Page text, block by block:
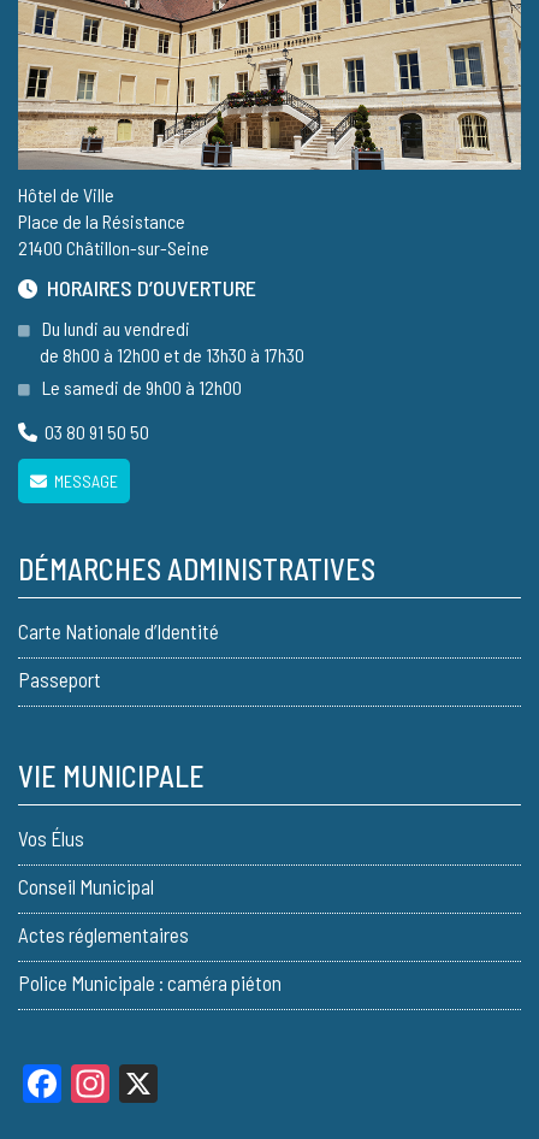
Hôtel de Ville
Place de la Résistance
21400 Châtillon-sur-Seine
HORAIRES D’OUVERTURE
Du lundi au vendredi
de 8h00 à 12h00 et de 13h30 à 17h30
Le samedi de 9h00 à 12h00
03 80 91 50 50
MESSAGE
DÉMARCHES ADMINISTRATIVES
Carte Nationale d’Identité
Passeport
VIE MUNICIPALE
Vos Élus
Conseil Municipal
Actes réglementaires
Police Municipale : caméra piéton
FacebookInstagram